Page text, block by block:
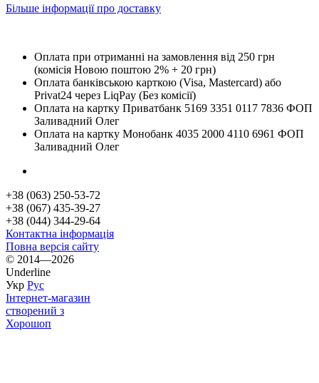
Більше інформації про доставку
Оплата при отриманні на замовлення від 250 грн
(комісія Новою поштою 2% + 20 грн)
Оплата банківською карткою (Visa, Mastercard) або
Privat24 через LiqPay (Без комісії)
Оплата на картку Приватбанк 5169 3351 0117 7836 ФОП
Заливадний Олег
Оплата на картку Монобанк 4035 2000 4110 6961 ФОП
Заливадний Олег
+38 (063) 250-53-72
+38 (067) 435-39-27
+38 (044) 344-29-64
Контактна інформація
Повна версія сайту
© 2014—2026
Underline
Укр Рус
Інтернет-магазин
створений з
Хорошоп